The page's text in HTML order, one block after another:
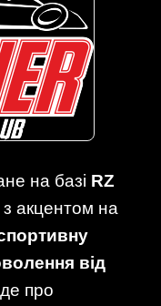
на базі RZ
з акцентом на
від
про